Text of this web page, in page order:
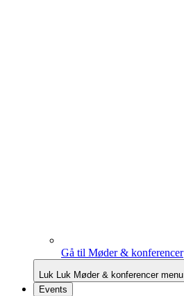
Gå til Møder & konferencer
Luk Luk Møder & konferencer menu
Events